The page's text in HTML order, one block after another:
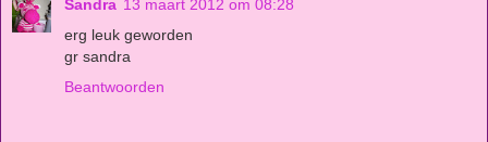
Sandra 13 maart 2012 om 08:28
erg leuk geworden
gr sandra
Beantwoorden